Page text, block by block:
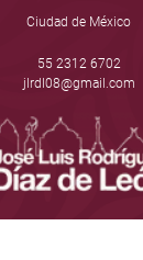
Ciudad de México
55 2312 6702
jlrdl08@gmail.com